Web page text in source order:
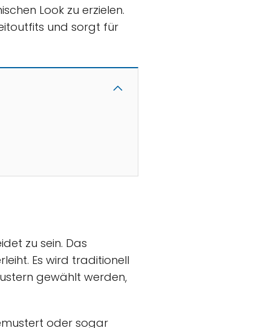
Look zu erzielen.
und sorgt für
zu sein. Das
Es wird traditionell
gewählt werden,
oder sogar